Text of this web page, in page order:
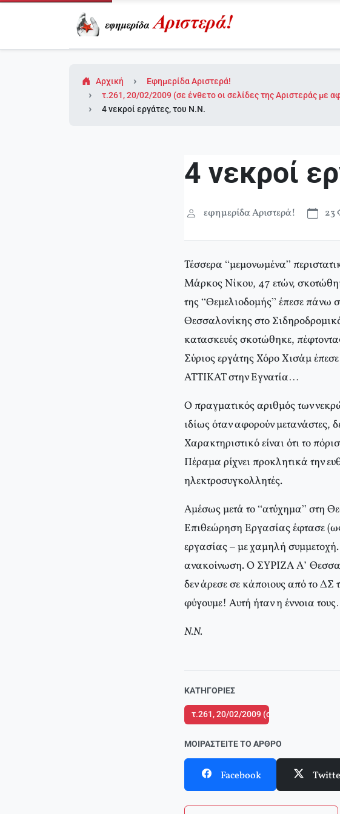
Αρχική
Εφημερίδα Αριστερά!
τ.261, 20/02/2009 (σε ένθετο οι σελίδες της Αριστεράς με
4 νεκροί εργάτες, του Ν.Ν.
4 νεκροί
εφημερίδα Αριστερά! 23
Τέσσερα “μεμονωμένα”
Μάρκος Νίκου, 47 ετών,
της “Θεμελιοδομής” έπεσε πάνω
Θεσσαλονίκης στο
κατασκευές σκοτώθηκε,
Σύριος εργάτης Χόρο Χισάμ
ΑΤΤΙΚΑΤ στην Εγνατία…
Ο πραγματικός αριθμός των
ιδίως όταν αφορούν μετανάστες,
Χαρακτηριστικό είναι ότι το
Πέραμα ρίχνει προκλητικά την
ηλεκτροσυγκολλητές.
Αμέσως μετά το “ατύχημα” στη
Επιθεώρηση Εργασίας έφτασε
εργασίας – με χαμηλή
ανακοίνωση. Ο ΣΥΡΙΖΑ Α’
δεν άρεσε σε κάποιους από το
φύγουμε! Αυτή ήταν η έννοια
Ν.Ν.
ΚΑΤΗΓΟΡΊΕΣ
τ.261, 20/02/2009 (σε ένθετο οι
ΜΟΙΡΑΣΤΕΊΤΕ ΤΟ ΆΡΘΡΟ
Facebook